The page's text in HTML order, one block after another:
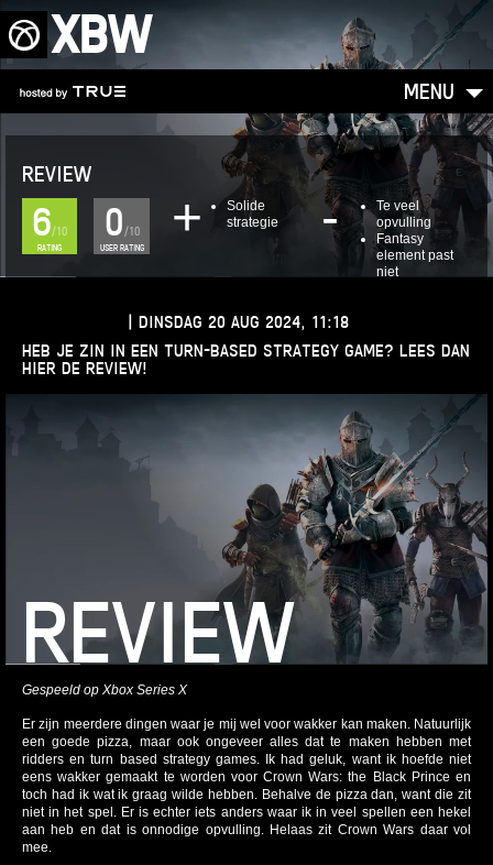
XBW
MENU
REVIEW
RATING
6/10
USER RATING
0 /10
Solide
strategie
Te veel
opvulling
Fantasy
element past
niet
DINSDAG 20 AUG 2024, 11:18
HEB JE ZIN IN EEN TURN-BASED STRATEGY GAME? LEES DAN
HIER DE REVIEW!
REVIEW
Gespeeld op Xbox Series X
Er zijn meerdere dingen waar je mij wel voor wakker kan maken. Natuurlijk
een goede pizza, maar ook ongeveer alles dat te maken hebben met
ridders en turn based strategy games. Ik had geluk, want ik hoefde niet
eens wakker gemaakt te worden voor Crown Wars: the Black Prince en
toch had ik wat ik graag wilde hebben. Behalve de pizza dan, want die zit
niet in het spel. Er is echter iets anders waar ik in veel spellen een hekel
aan heb en dat is onnodige opvulling. Helaas zit Crown Wars daar vol
mee.